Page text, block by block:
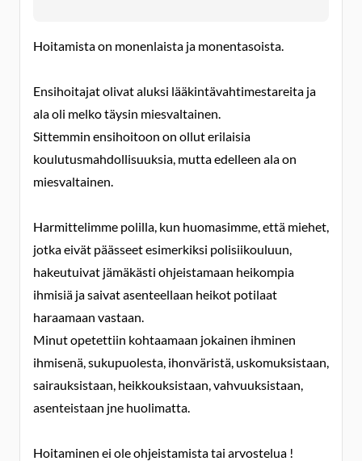
Hoitamista on monenlaista ja monentasoista.
Ensihoitajat olivat aluksi lääkintävahtimestareita ja
ala oli melko täysin miesvaltainen.
Sittemmin ensihoitoon on ollut erilaisia
koulutusmahdollisuuksia, mutta edelleen ala on
miesvaltainen.
Harmittelimme polilla, kun huomasimme, että miehet,
jotka eivät päässeet esimerkiksi polisiikouluun,
hakeutuivat jämäkästi ohjeistamaan heikompia
ihmisiä ja saivat asenteellaan heikot potilaat
haraamaan vastaan.
Minut opetettiin kohtaamaan jokainen ihminen
ihmisenä, sukupuolesta, ihonväristä, uskomuksistaan,
sairauksistaan, heikkouksistaan, vahvuuksistaan,
asenteistaan jne huolimatta.
Hoitaminen ei ole ohjeistamista tai arvostelua !